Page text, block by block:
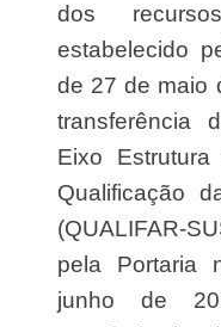
dos
estabelecido
de 27 de maio
transferência
Eixo
Qualificação
(QUALIFAR-
pela Portaria
junho de